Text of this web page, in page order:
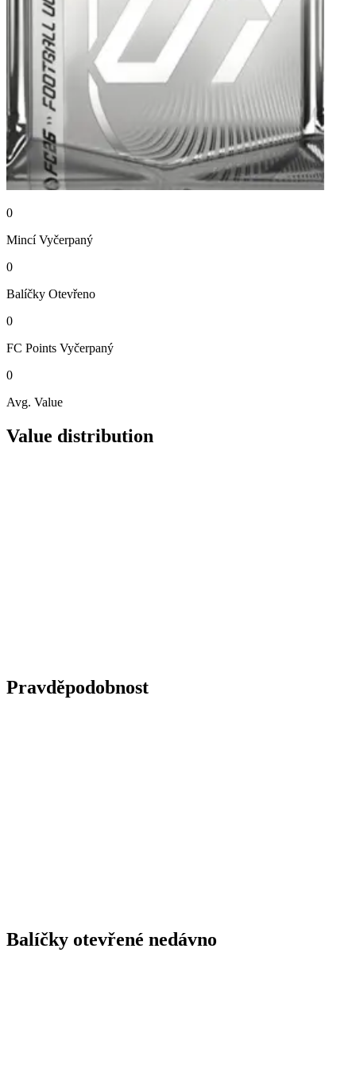
0
Mincí Vyčerpaný
0
Balíčky Otevřeno
0
FC Points Vyčerpaný
0
Avg. Value
Value distribution
Pravděpodobnost
Balíčky otevřené nedávno